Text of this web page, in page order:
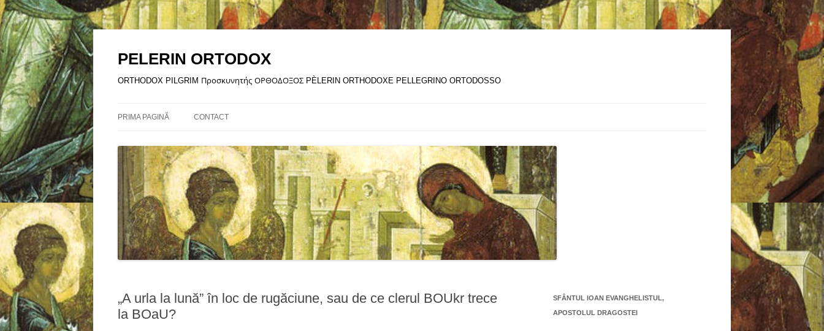
PELERIN ORTODOX
ORTHODOX PILGRIM Προσκυνητής ΟΡΘΟΔΟΞΟΣ PÈLERIN ORTHODOXE PELLEGRINO ORTODOSSO
PRIMA PAGINĂ CONTACT
„A urla la lună” în loc de rugăciune, sau de ce clerul BOUkr trece
la BOaU?
SFÂNTUL IOAN EVANGHELISTUL,
APOSTOLUL DRAGOSTEI